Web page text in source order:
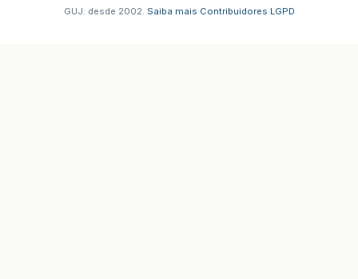
GUJ: desde 2002. Saiba mais Contribuidores LGPD